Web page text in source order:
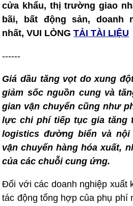
cửa khẩu, thị trường giao
bãi, bất động sản, doanh
nhất, VUI LÒNGTẢI TÀI LIỆU
------
Giá dầu tăng vọt do xung
giảm sốc nguồn cung và
gian vận chuyển cũng như
lực chi phí tiếp tục gia tăng
logistics đường biển và
vận chuyển hàng hóa xuất,
của các chuỗi cung ứng.
Đối với các doanh nghiệp xuất
tác động tổng hợp của phụ phí